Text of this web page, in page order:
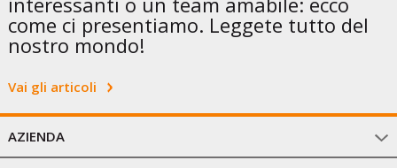
come ci presentiamo. Leggete tutto del
nostro mondo!
Vai gli articoli
AZIENDA